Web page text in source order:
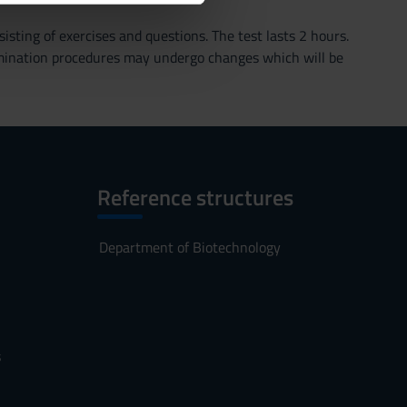
che hai fornito loro o
of exercises and questions. The test lasts 2 hours.
procedures may undergo changes which will be
Reference structures
Department of Biotechnology